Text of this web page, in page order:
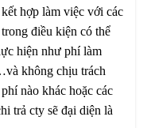
hợp làm việc với các
điều kiện có thể
hiện như phí làm
không chịu trách
nào khác hoặc các
trả cty sẽ đại diện là